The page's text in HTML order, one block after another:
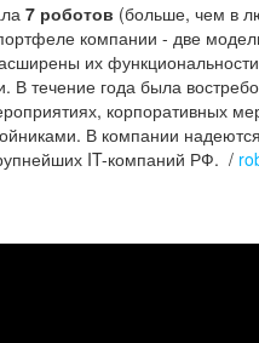
7 роботов (больше, чем в
компании - две
их функциональности
течение года была
корпоративных
В компании
IT-компаний РФ. /